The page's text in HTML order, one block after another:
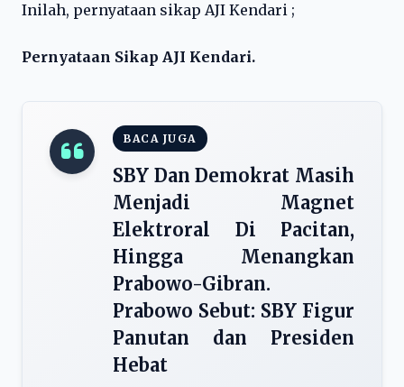
Inilah, pernyataan sikap AJI Kendari ;
Pernyataan Sikap AJI Kendari.
BACA JUGA
SBY Dan Demokrat Masih
Menjadi Magnet
Elektroral Di Pacitan,
Hingga Menangkan
Prabowo-Gibran.
Prabowo Sebut: SBY Figur
Panutan dan Presiden
Hebat